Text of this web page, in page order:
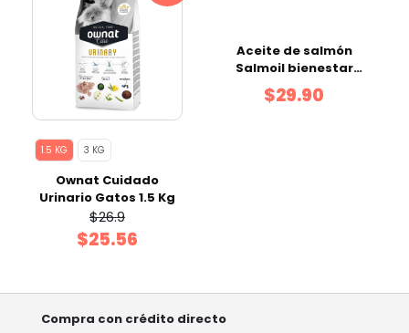
1.5 KG 3 KG
Ownat Cuidado
Urinario Gatos 1.5 Kg
$26.9
$25.56
Aceite de salmón
Salmoil bienestar
intestinal - 500 ml
$29.90
Compra con crédito directo